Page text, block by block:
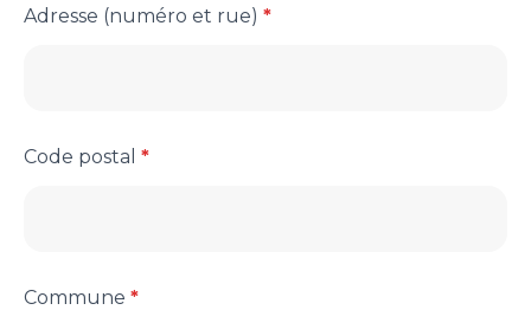
Adresse (numéro et rue) *
Code postal *
Commune *